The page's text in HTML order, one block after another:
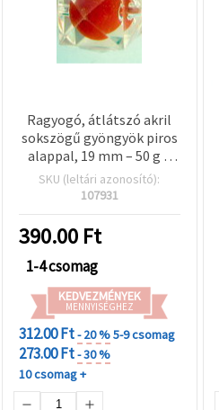
Ragyogó, átlátszó akril
sokszögű gyöngyök piros
alappal, 19 mm – 50 g –
Ideális feltűnő
ékszerkészítéshez és
SKU (leltári azonosító):
107931
390.00 Ft
1-4 csomag
KEDVEZMÉNYEK
MENNYISÉGHEZ
312.00 Ft- 20 %5-9 csomag
273.00 Ft- 30 %
10 csomag +